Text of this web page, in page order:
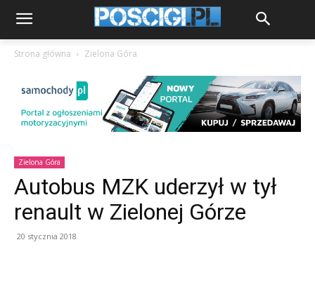
Strona główna Zielona Góra
Zielona Góra
Autobus MZK uderzył w tył
renault w Zielonej Górze
20 stycznia 2018